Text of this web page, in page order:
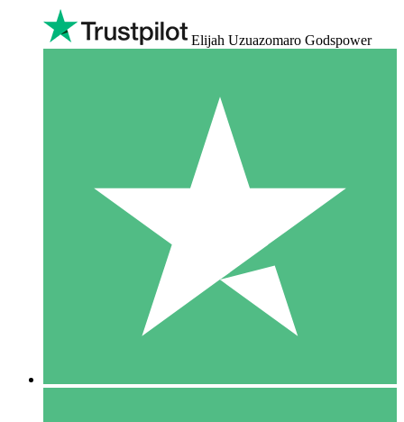
Elijah Uzuazomaro Godspower